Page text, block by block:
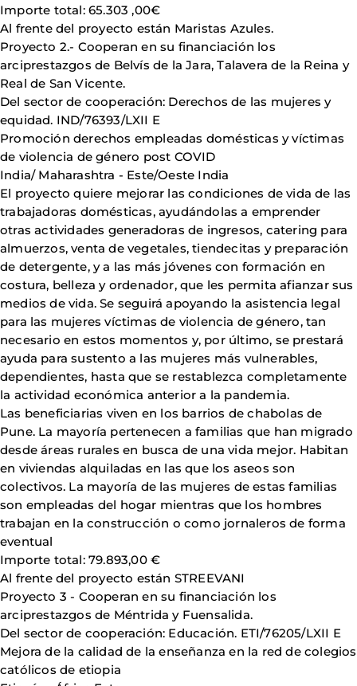
Importe total: 65.303 ,00€
Al frente del proyecto están Maristas Azules.
Proyecto 2.- Cooperan en su financiación los
arciprestazgos de Belvís de la Jara, Talavera de la Reina y
Real de San Vicente.
Del sector de cooperación: Derechos de las mujeres y
equidad. IND/76393/LXII E
Promoción derechos empleadas domésticas y víctimas
de violencia de género post COVID
India/ Maharashtra - Este/Oeste India
El proyecto quiere mejorar las condiciones de vida de las
trabajadoras domésticas, ayudándolas a emprender
otras actividades generadoras de ingresos, catering para
almuerzos, venta de vegetales, tiendecitas y preparación
de detergente, y a las más jóvenes con formación en
costura, belleza y ordenador, que les permita afianzar sus
medios de vida. Se seguirá apoyando la asistencia legal
para las mujeres víctimas de violencia de género, tan
necesario en estos momentos y, por último, se prestará
ayuda para sustento a las mujeres más vulnerables,
dependientes, hasta que se restablezca completamente
la actividad económica anterior a la pandemia.
Las beneficiarias viven en los barrios de chabolas de
Pune. La mayoría pertenecen a familias que han migrado
desde áreas rurales en busca de una vida mejor. Habitan
en viviendas alquiladas en las que los aseos son
colectivos. La mayoría de las mujeres de estas familias
son empleadas del hogar mientras que los hombres
trabajan en la construcción o como jornaleros de forma
eventual
Importe total: 79.893,00 €
Al frente del proyecto están STREEVANI
Proyecto 3 - Cooperan en su financiación los
arciprestazgos de Méntrida y Fuensalida.
Del sector de cooperación: Educación. ETI/76205/LXII E
Mejora de la calidad de la enseñanza en la red de colegios
católicos de etiopia